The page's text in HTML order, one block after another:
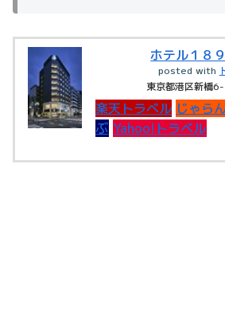
ホテル１８
posted with
東京都港区新橋
楽天トラベル じゃら
ぶ Yahoo!トラベル